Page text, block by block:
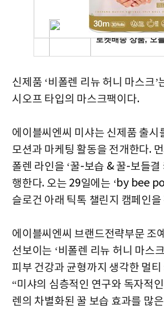
신제품 ‘비폴렌 리뉴 허니 마스크’
시오프 타입의 마스크팩이다.
에이블씨엔씨 미샤는 신제품 출시
모션과 마케팅 활동을 전개한다.
폴렌 라인을 ‘꿀-보습 &꿀-보들결
행한다. 오는 29일에는 ‘by bee
슬로건 아래 틱톡 챌린지 캠페인
에이블씨엔씨 브랜드전략부문 조
선보이는 ‘비폴렌 리뉴 허니 마스
피부 건강과 균형까지 생각한 멀티
“미샤의 심층적인 연구와 독자적
렌의 차별화된 꿀 보습 효과를 많